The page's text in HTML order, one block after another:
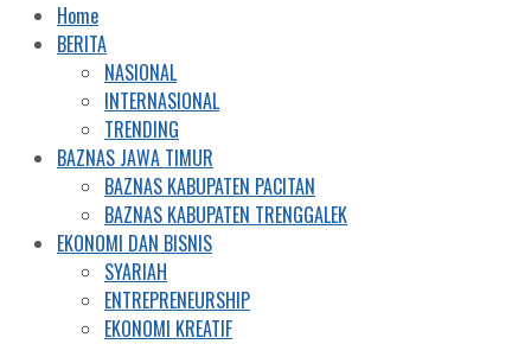
Home
BERITA
NASIONAL
INTERNASIONAL
TRENDING
BAZNAS JAWA TIMUR
BAZNAS KABUPATEN PACITAN
BAZNAS KABUPATEN TRENGGALEK
EKONOMI DAN BISNIS
SYARIAH
ENTREPRENEURSHIP
EKONOMI KREATIF